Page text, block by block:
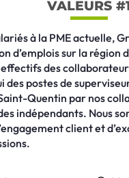
VALEURS
à la PME actuelle,
d’emplois sur la région
des
des postes de
Quentin par nos
indépendants. Nous
client et